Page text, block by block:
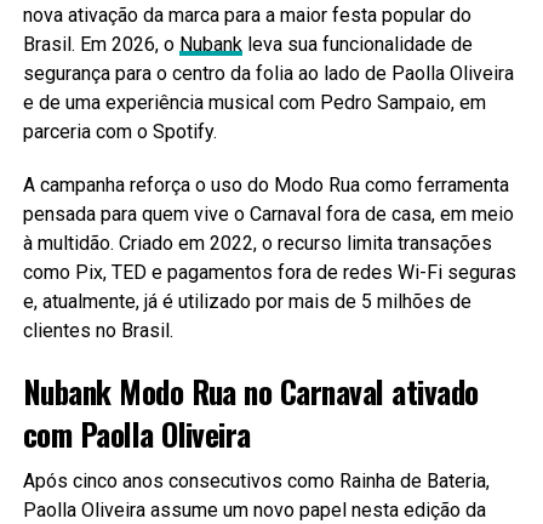
nova ativação da marca para a maior festa popular do
Brasil. Em 2026, o Nubankleva sua funcionalidade de
segurança para o centro da folia ao lado de Paolla Oliveira
e de uma experiência musical com Pedro Sampaio, em
parceria com o Spotify.
A campanha reforça o uso do Modo Rua como ferramenta
pensada para quem vive o Carnaval fora de casa, em meio
à multidão. Criado em 2022, o recurso limita transações
como Pix, TED e pagamentos fora de redes Wi-Fi seguras
e, atualmente, já é utilizado por mais de 5 milhões de
clientes no Brasil.
Nubank Modo Rua no Carnaval ativado
com Paolla Oliveira
Após cinco anos consecutivos como Rainha de Bateria,
Paolla Oliveira assume um novo papel nesta edição da